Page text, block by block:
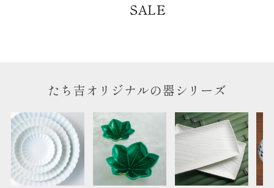
SALE
たち吉オリジナルの器シリーズ